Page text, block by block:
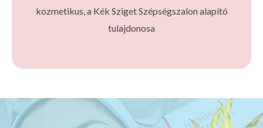
kozmetikus, a Kék Sziget Szépségszalon alapító
tulajdonosa